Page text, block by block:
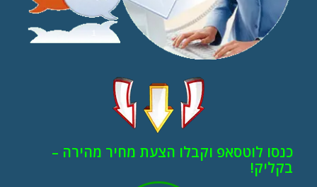
כנסו לוטסאפ וקבלו הצעת מחיר מהירה –
בקליק!